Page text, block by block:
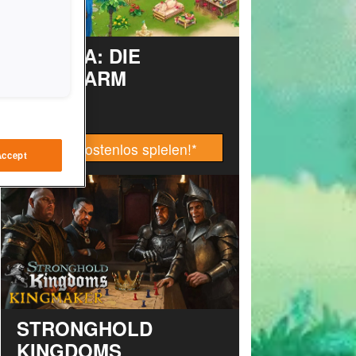
TAONGA: DIE
INSELFARM
Jetzt kostenlos spielen!*
STRONGHOLD
KINGDOMS